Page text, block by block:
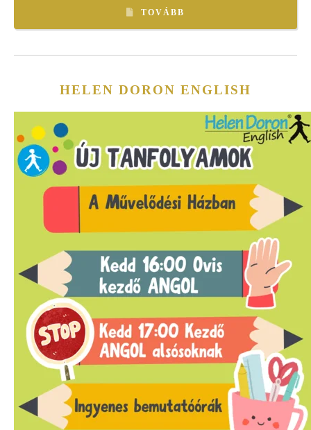
TOVÁBB
HELEN DORON ENGLISH